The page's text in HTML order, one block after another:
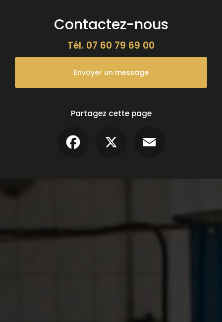
Contactez-nous
Tél. 07 60 79 69 00
Envoyer un message
Partagez cette page